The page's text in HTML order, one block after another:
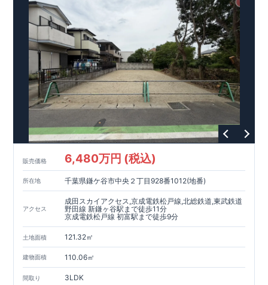
販売価格 6,480万円 (税込)
所在地 千葉県鎌ケ谷市中央２丁目928番1012(地番)
アクセス
成田スカイアクセス,京成電鉄松戸線,北総鉄道,東武鉄道
野田線 新鎌ヶ谷駅まで徒歩11分
京成電鉄松戸線 初富駅まで徒歩9分
土地面積 121.32㎡
建物面積 110.06㎡
間取り 3LDK